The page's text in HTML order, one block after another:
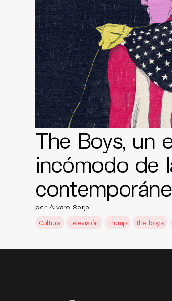
The Boys, un
incómodo de
por Álvaro Serje
Cultura
televisión Trump the boys